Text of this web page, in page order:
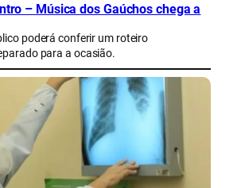
– Música dos Gaúchos chega a
poderá conferir um roteiro
para a ocasião.